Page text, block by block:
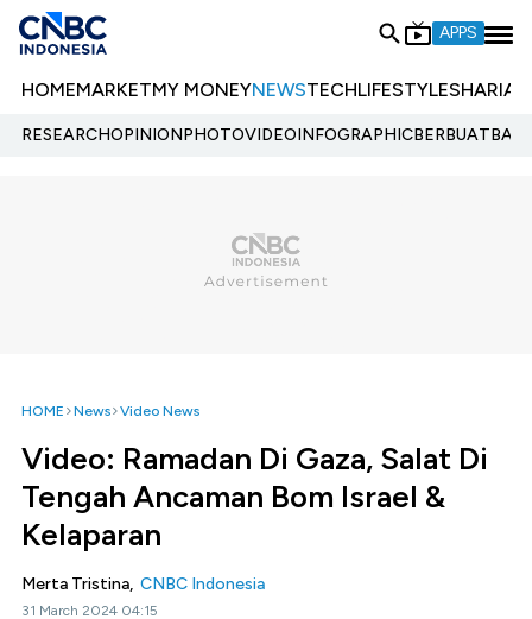
APPS
HOMEMARKETMY MONEYNEWSTECHLIFESTYLESHARIA
RESEARCHOPINIONPHOTOVIDEOINFOGRAPHIC
HOME News Video News
Video: Ramadan Di Gaza, Salat Di
Tengah Ancaman Bom Israel &
Kelaparan
Merta Tristina, CNBC Indonesia
31 March 2024 04:15